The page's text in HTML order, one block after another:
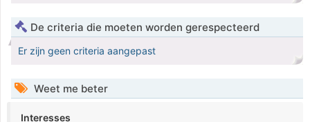
De criteria die moeten worden gerespecteerd
Er zijn geen criteria aangepast
Weet me beter
Interesses